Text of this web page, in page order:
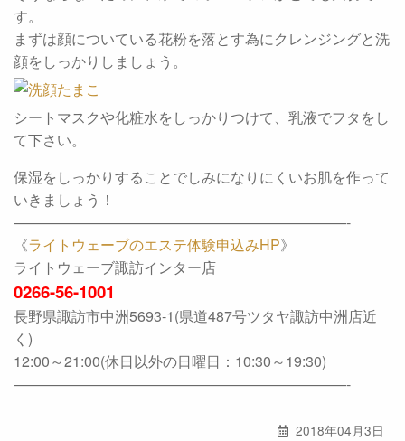
す。
まずは顔についている花粉を落とす為にクレンジングと洗
顔をしっかりしましょう。
シートマスクや化粧水をしっかりつけて、乳液でフタをし
て下さい。
保湿をしっかりすることでしみになりにくいお肌を作って
いきましょう！
———————————————————————-
《ライトウェーブのエステ体験申込みHP》
ライトウェーブ諏訪インター店
0266-56-1001
長野県諏訪市中洲5693-1(県道487号ツタヤ諏訪中洲店近
く)
12:00～21:00(休日以外の日曜日：10:30～19:30)
———————————————————————-
2018年04月3日